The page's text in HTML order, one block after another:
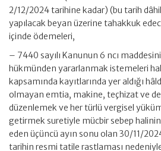
2/12/2024 tarihine kadar) (bu tarih
yapılacak beyan üzerine tahakkuk
içinde ödemeleri,
– 7440 sayılı Kanunun 6 ncı
hükmünden yararlanmak istemeleri
kapsamında kayıtlarında yer aldığı
olmayan emtia, makine, teçhizat ve
düzenlemek ve her türlü vergisel
getirmek suretiyle mücbir sebep
eden üçüncü ayın sonu olan 30/11/
tarihin resmi tatile rastlaması